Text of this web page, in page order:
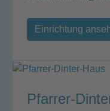
Einrichtung
Pfarrer-